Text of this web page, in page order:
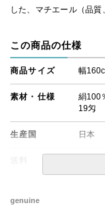
した、マチエール（品質
この商品の仕様
商品サイズ 幅
素材・仕様
絹100
19匁
生産国 日本
genuine